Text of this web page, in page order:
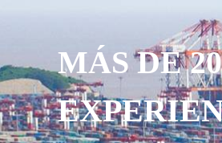
MÁS DE